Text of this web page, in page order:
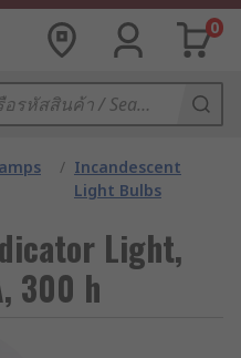
0
/ Incandescent
Light Bulbs
Light,
300 h